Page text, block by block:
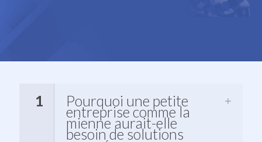
1 Pourquoi une petite
entreprise comme la
mienne aurait-elle
besoin de solutions